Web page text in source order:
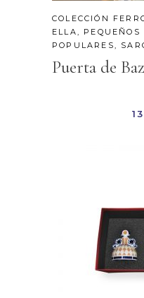
COLECCIÓN
ELLA, PEQUEÑOS
POPULARES,
Puerta de